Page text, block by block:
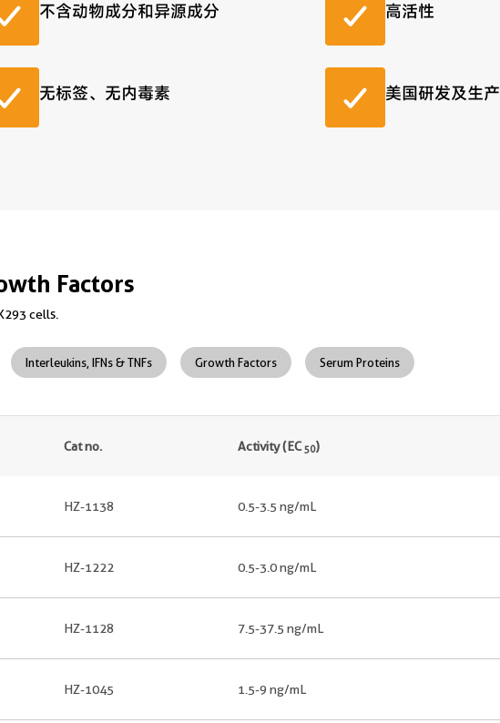
不含动物成分和异源成分
无标签、无内毒素
高活性
美国研发及生产
Factors
cells.
Interleukins, IFNs & TNFs Growth Factors Serum Proteins
Cat no. Activity (EC 50)
HZ-1138 0.5-3.5 ng/mL
HZ-1222 0.5-3.0 ng/mL
HZ-1128 7.5-37.5 ng/mL
HZ-1045 1.5-9 ng/mL